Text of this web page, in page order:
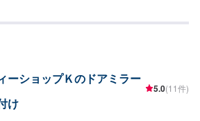
ム)修正作業することができる3Dジグ修正機
り、全ての復元作業に妥協しない高い技術力
い修理をご提供します。国産車はもちろん、輸
--------------------------------------------------【1】オフ
お見積り【3】お見積りにご納得いただければ作
車-----納期について-----納期は通常1日～2日程度
ショップＫのドアミラー
け
5.0(11件)